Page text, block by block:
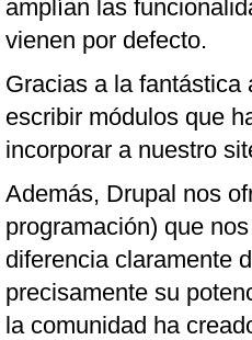
amplían las
vienen por defecto.
Gracias a la fantástica
escribir módulos que
incorporar a nuestro
Además, Drupal nos
programación) que
diferencia claramente
precisamente su
la comunidad ha